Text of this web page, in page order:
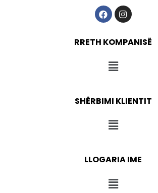
RRETH KOMPANISË
SHËRBIMI KLIENTIT
LLOGARIA IME